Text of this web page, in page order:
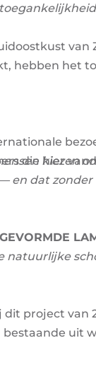
hebben het
die hierkiezen
en dat zonder
natuurlijke
project van
uit